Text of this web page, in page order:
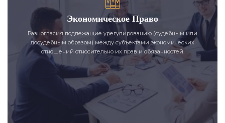
Экономическое Право
Разногласия подлежащие урегулированию (судебным или
досудебным образом) между субъектами экономических
отношений относительно их прав и обязанностей.